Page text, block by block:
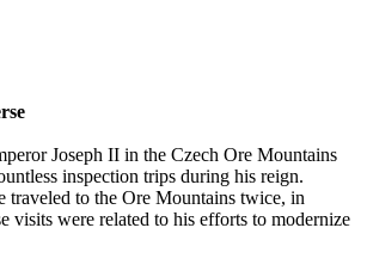
Joseph II in the Czech Ore Mountains
inspection trips during his reign.
traveled to the Ore Mountains twice, in
visits were related to his efforts to modernize